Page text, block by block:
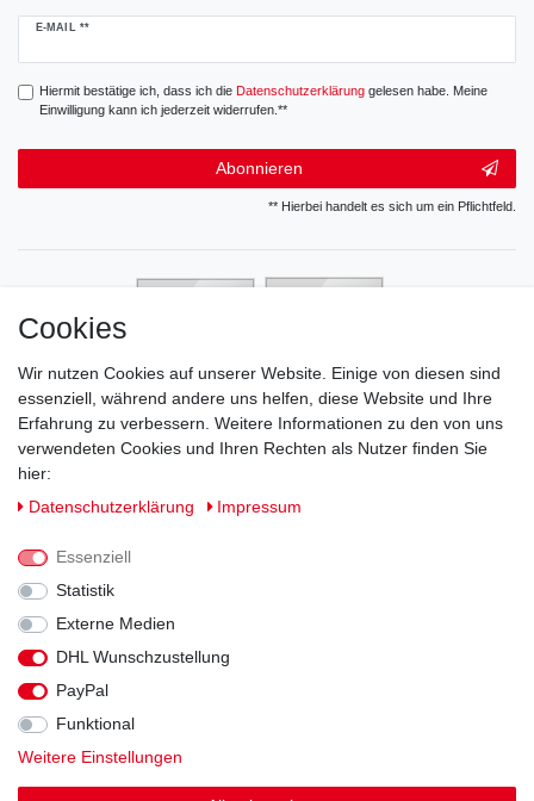
E-MAIL **
Newsletter
Hiermit bestätige ich, dass ich die Daten­schutz­erklärunggelesen habe. Meine
Einwilligung kann ich jederzeit widerrufen.**
Abonnieren
** Hierbei handelt es sich um ein Pflichtfeld.
Widerrufs­recht
Cookies
Wir nutzen Cookies auf unserer Website. Einige von diesen sind
essenziell, während andere uns helfen, diese Website und Ihre
Erfahrung zu verbessern. Weitere Informationen zu den von uns
verwendeten Cookies und Ihren Rechten als Nutzer finden Sie
hier:
Daten­schutz­erklärung
Impressum
Essenziell
Statistik
Externe Medien
DHL Wunschzustellung
PayPal
Funktional
Weitere Einstellungen